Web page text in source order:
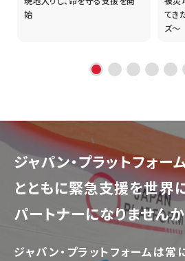
始
てき
ズ～
ジャパン・プラットフォー
とともに緊急支援を世界
パートナーになりませんか
ジャパン・プラットフォームは